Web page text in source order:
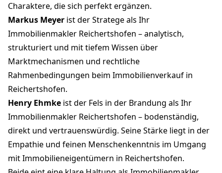
Charaktere, die sich perfekt ergänzen.
Markus Meyer ist der Stratege als Ihr
Immobilienmakler Reichertshofen – analytisch,
strukturiert und mit tiefem Wissen über
Marktmechanismen und rechtliche
Rahmenbedingungen beim Immobilienverkauf in
Reichertshofen.
Henry Ehmke ist der Fels in der Brandung als Ihr
Immobilienmakler Reichertshofen – bodenständig,
direkt und vertrauenswürdig. Seine Stärke liegt in der
Empathie und feinen Menschenkenntnis im Umgang
mit Immobilieneigentümern in Reichertshofen.